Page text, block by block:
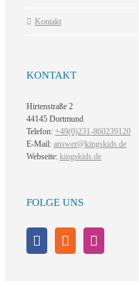
Kontakt
KONTAKT
Hirtenstraße 2
44145 Dortmund
Telefon: +49(0)231-860239120
E-Mail: answer@kingskids.de
Webseite: kingskids.de
FOLGE UNS